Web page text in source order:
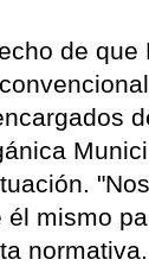
de que
él mismo